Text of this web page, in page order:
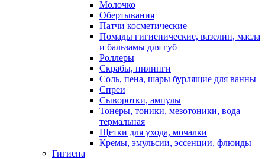
Молочко
Обертывания
Патчи косметические
Помады гигиенические, вазелин, масла
и бальзамы для губ
Роллеры
Скрабы, пилинги
Соль, пена, шары бурлящие для ванны
Спреи
Сыворотки, ампулы
Тонеры, тоники, мезотоники, вода
термальная
Щетки для ухода, мочалки
Кремы, эмульсии, эссенции, флюиды
Гигиена